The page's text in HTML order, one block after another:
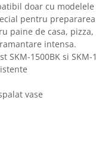
doar cu modelele
pentru
paine de casa, pizza,
intensa.
1500BK si SKM-
vase